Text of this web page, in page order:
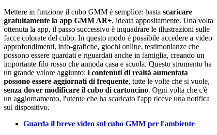
Mettere in funzione il cubo GMM è semplice: basta scaricare
gratuitamente la app GMM AR+, ideata appositamente. Una volta
ottenuta la app, il passo successivo è inquadrare le illustrazioni sulle
facce colorate del cubo. In questo modo è possibile accedere a video
approfondimenti, info-grafiche, giochi online, testimonianze che
possono essere guardati e riguardati anche in famiglia, creando un
importante filo rosso che annoda casa e scuola. Questo strumento ha
un grande valore aggiunto: i contenuti di realtà aumentata
possono essere aggiornati di frequente, tutte le volte che si vuole,
senza dover modificare il cubo di cartoncino. Ogni volta che c'è
un aggiornamento, l'utente che ha scaricato l'app riceve una notifica
sul dispositivo.
Guarda il breve video sul cubo GMM per l'ambiente